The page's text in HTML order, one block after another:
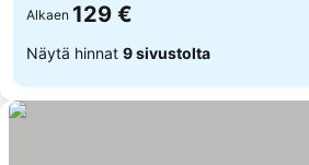
Alkaen 129 €
Näytä hinnat 9 sivustolta